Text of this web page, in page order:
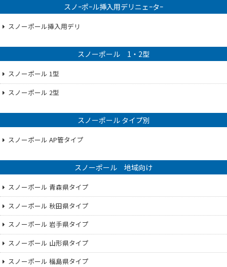
スノｰポｰル挿入用デリニェｰタｰ
スノーポール挿入用デリ
スノーポール 1・2型
スノーポール 1型
スノーポール 2型
スノーポール タイプ別
スノーポール AP管タイプ
スノーポール 地域向け
スノーポール 青森県タイプ
スノーポール 秋田県タイプ
スノーポール 岩手県タイプ
スノーポール 山形県タイプ
スノーポール 福島県タイプ